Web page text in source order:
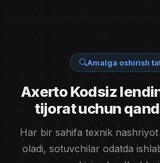
Amalga oshirish
Axerto Kodsiz
tijorat uchun
Har bir sahifa texnik
oladi, sotuvchilar odatda